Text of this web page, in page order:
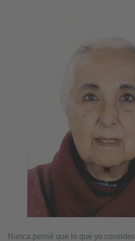
Nunca pensé que lo que yo